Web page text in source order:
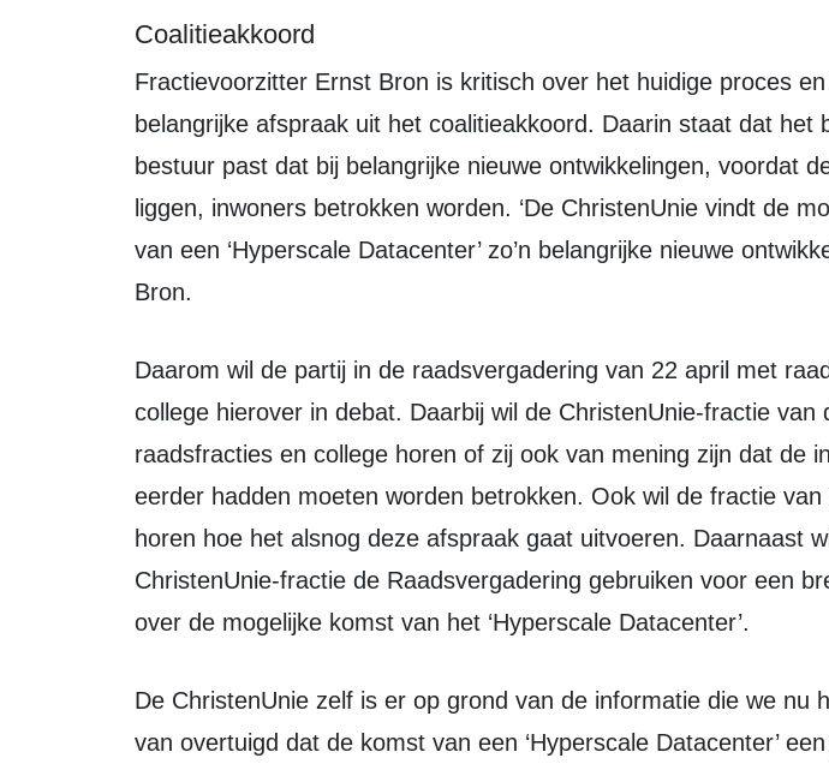
Coalitieakkoord
Fractievoorzitter Ernst Bron is kritisch over het huidige proces en wijst op een
belangrijke afspraak uit het coalitieakkoord. Daarin staat dat het
bestuur past dat bij belangrijke nieuwe ontwikkelingen, voordat
liggen, inwoners betrokken worden. ‘De ChristenUnie vindt de
van een ‘Hyperscale Datacenter’ zo’n belangrijke nieuwe
Bron.
Daarom wil de partij in de raadsvergadering van 22 april met raadsfracties en
college hierover in debat. Daarbij wil de ChristenUnie-fractie van
raadsfracties en college horen of zij ook van mening zijn dat de
eerder hadden moeten worden betrokken. Ook wil de fractie van
horen hoe het alsnog deze afspraak gaat uitvoeren. Daarnaast
ChristenUnie-fractie de Raadsvergadering gebruiken voor een
over de mogelijke komst van het ‘Hyperscale Datacenter’.
De ChristenUnie zelf is er op grond van de informatie die we nu hebben nog niet
van overtuigd dat de komst van een ‘Hyperscale Datacenter’